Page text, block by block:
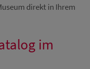
direkt in Ihrem
im